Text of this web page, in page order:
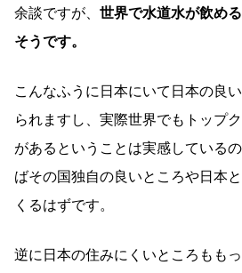
余談ですが、 世界で水道水が飲め
そうです。
こんなふうに日本にいて日本の良
られますし、実際世界でもトップ
があるということは実感している
ばその国独自の良いところや日本
くるはずです。
逆に日本の住みにくいところもも